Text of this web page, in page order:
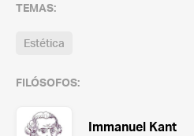
TEMAS:
Estética
FILÓSOFOS:
Immanuel Kant